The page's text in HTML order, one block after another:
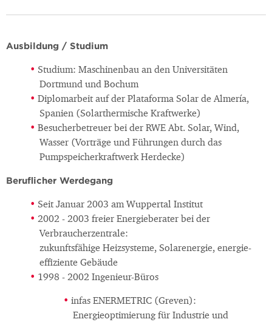
Ausbildung / Studium
Studium: Maschinenbau an den Universitäten
Dortmund und Bochum
Diplomarbeit auf der Plataforma Solar de Almería,
Spanien (Solarthermische Kraftwerke)
Besucherbetreuer bei der RWE Abt. Solar, Wind,
Wasser (Vorträge und Führungen durch das
Pumpspeicherkraftwerk Herdecke)
Beruflicher Werdegang
Seit Januar 2003 am Wuppertal Institut
2002 - 2003 freier Energieberater bei der
Verbraucherzentrale:
zukunftsfähige Heizsysteme, Solarenergie, energie-
effiziente Gebäude
1998 - 2002 Ingenieur-Büros
infas ENERMETRIC (Greven):
Energieoptimierung für Industrie und